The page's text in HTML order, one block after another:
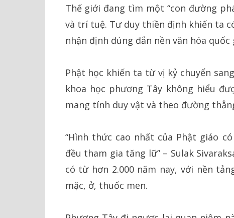
Thế giới đang tìm một “con đường
và trí tuệ. Tư duy thiền định khiến ta
nhận định đúng đắn nền văn hóa
Phật học khiến ta từ vị kỷ chuyển
khoa học phương Tây không hiểu
mang tính duy vật và theo đường
“Hình thức cao nhất của Phật giáo
đều tham gia tăng lữ” – Sulak
có từ hơn 2.000 năm nay, với nền
mặc, ở, thuốc men.